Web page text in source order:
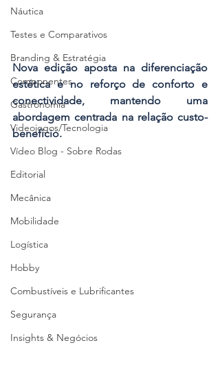
Náutica
Testes e Comparativos
Branding & Estratégia
Componentes
Gastronomia
Videojogos/Tecnologia
Vídeo Blog - Sobre Rodas
Editorial
Mecânica
Mobilidade
Logística
Hobby
Combustíveis e Lubrificantes
Segurança
Insights & Negócios
Nova edição aposta na diferenciação
estética e no reforço de conforto e
conectividade, mantendo uma
abordagem centrada na relação custo-
benefício.